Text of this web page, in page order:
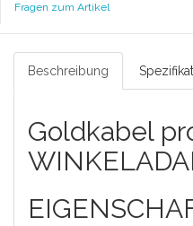
Fragen zum Artikel
Beschreibung
Goldkabel